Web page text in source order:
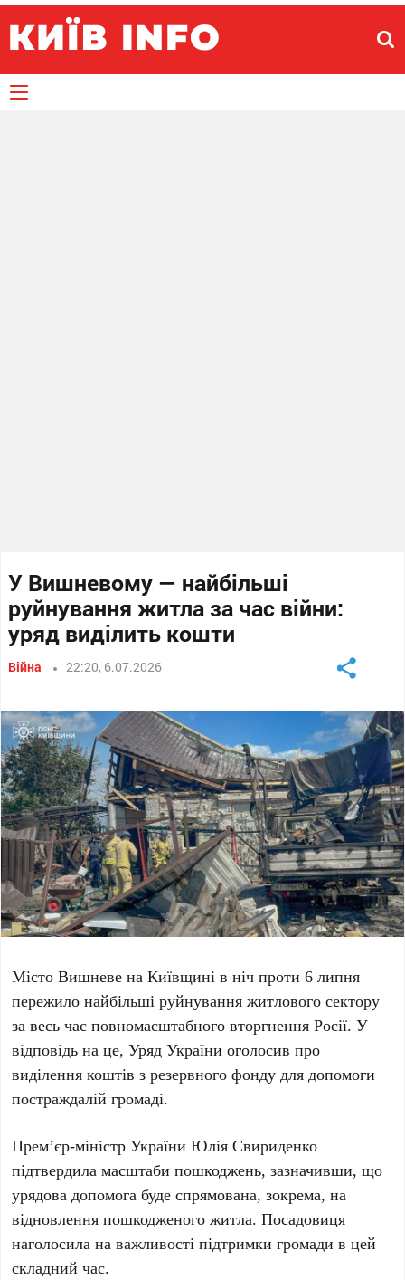
У Вишневому — найбільші
руйнування житла за час війни:
уряд виділить кошти
Війна 22:20, 6.07.2026
МістоВишневе на Київщині в ніч проти6 липня
пережило найбільші руйнування житлового сектору
за весь час повномасштабного вторгнення Росії. У
відповідь на це, Уряд України оголосив про
виділення коштів з резервного фонду для допомоги
постраждалій громаді.
Прем’єр-міністр УкраїниЮлія Свириденко
підтвердила масштаби пошкоджень, зазначивши, що
урядова допомога буде спрямована, зокрема, на
відновлення пошкодженого житла. Посадовиця
наголосила на важливості підтримки громади в цей
складний час.